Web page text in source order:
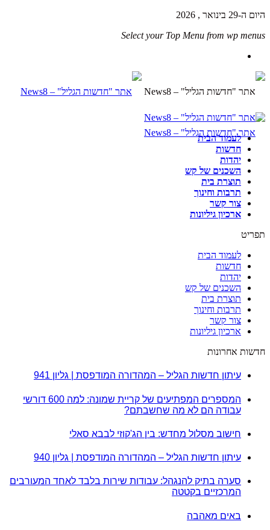
היום ה-29 בינואר , 2026
Select your Top Menu from wp menus
לעמוד הבית
חדשות
יהדות
השכנים של קש
תוצרת בית
תרבות וחינוך
צור קשר
ארכיון גיליונות
תפריט
לעמוד הבית
חדשות
יהדות
השכנים של קש
תוצרת בית
תרבות וחינוך
צור קשר
ארכיון גיליונות
חדשות אחרונות
עיתון חדשות הגליל – המהדורה המודפסת | גליון 941
המספרים המפתיעים של קריית שמונה: למה 600 דורשי
עבודה הם לא מה שחשבתם?
חישוב מסלול מחדש: בין הג'קוזי לבבא סאלי
עיתון חדשות הגליל – המהדורה המודפסת | גליון 940
סערה בתיק להנגהל: עבודות שירות בלבד לאחד המעורבים
המרכזיים בקטטה
באים מאהבה